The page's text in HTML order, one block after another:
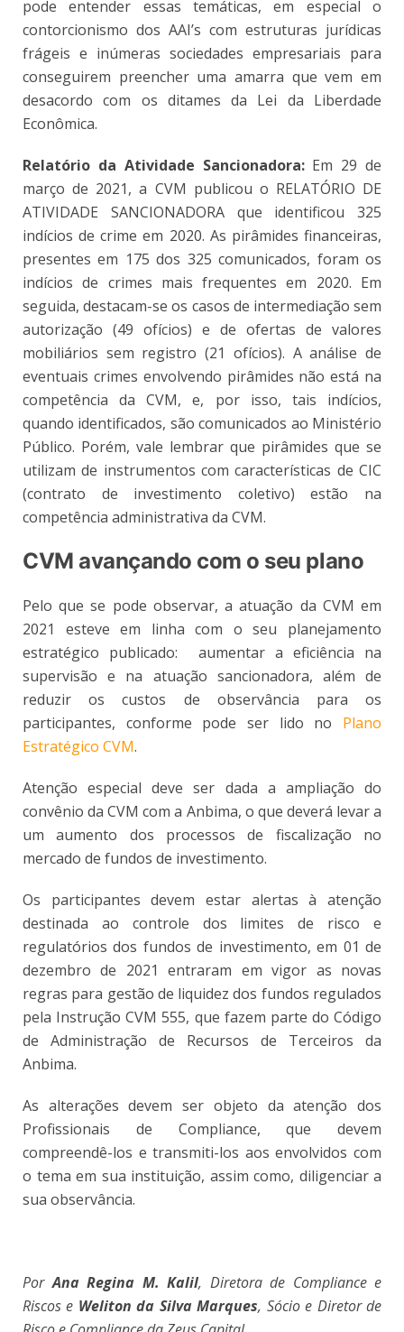
pode entender essas temáticas, em especial o
contorcionismo dos AAI’s com estruturas jurídicas
frágeis e inúmeras sociedades empresariais para
conseguirem preencher uma amarra que vem em
desacordo com os ditames da Lei da Liberdade
Econômica.
Relatório da Atividade Sancionadora: Em 29 de
março de 2021, a CVM publicou o RELATÓRIO DE
ATIVIDADE SANCIONADORA que identificou 325
indícios de crime em 2020. As pirâmides financeiras,
presentes em 175 dos 325 comunicados, foram os
indícios de crimes mais frequentes em 2020. Em
seguida, destacam-se os casos de intermediação sem
autorização (49 ofícios) e de ofertas de valores
mobiliários sem registro (21 ofícios). A análise de
eventuais crimes envolvendo pirâmides não está na
competência da CVM, e, por isso, tais indícios,
quando identificados, são comunicados ao Ministério
Público. Porém, vale lembrar que pirâmides que se
utilizam de instrumentos com características de CIC
(contrato de investimento coletivo) estão na
competência administrativa da CVM.
CVM avançando com o seu plano
Pelo que se pode observar, a atuação da CVM em
2021 esteve em linha com o seu planejamento
estratégico publicado: aumentar a eficiência na
supervisão e na atuação sancionadora, além de
reduzir os custos de observância para os
participantes, conforme pode ser lido no Plano
Estratégico CVM.
Atenção especial deve ser dada a ampliação do
convênio da CVM com a Anbima, o que deverá levar a
um aumento dos processos de fiscalização no
mercado de fundos de investimento.
Os participantes devem estar alertas à atenção
destinada ao controle dos limites de risco e
regulatórios dos fundos de investimento, em 01 de
dezembro de 2021 entraram em vigor as novas
regras para gestão de liquidez dos fundos regulados
pela Instrução CVM 555, que fazem parte do Código
de Administração de Recursos de Terceiros da
Anbima.
As alterações devem ser objeto da atenção dos
Profissionais de Compliance, que devem
compreendê-los e transmiti-los aos envolvidos com
o tema em sua instituição, assim como, diligenciar a
sua observância.
PorAna Regina M. Kalil, Diretora de Compliance e
Riscos e Weliton da Silva Marques, Sócio e Diretor de